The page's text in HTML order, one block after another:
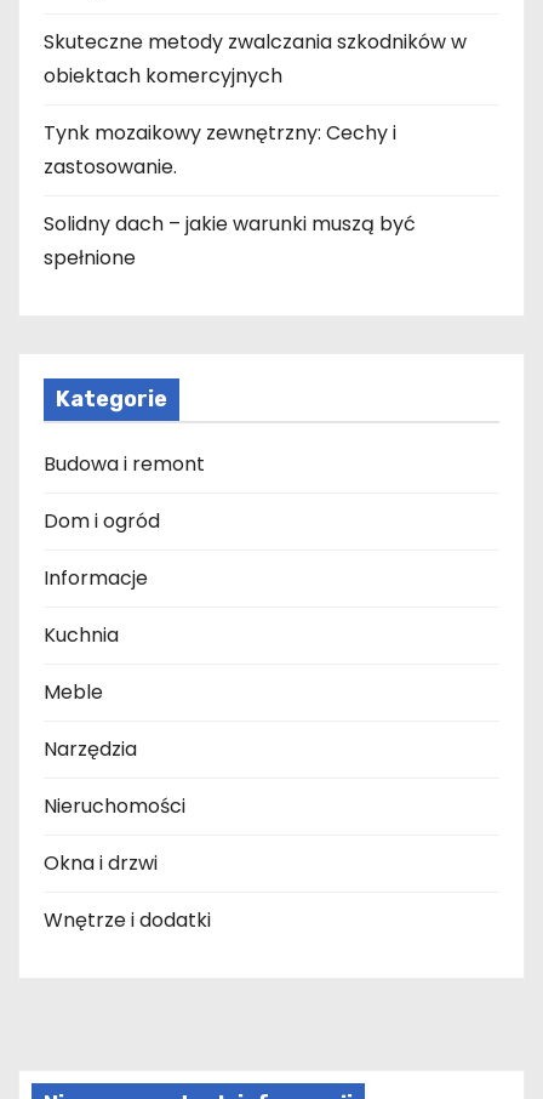
Skuteczne metody zwalczania szkodników w
obiektach komercyjnych
Tynk mozaikowy zewnętrzny: Cechy i
zastosowanie.
Solidny dach – jakie warunki muszą być
spełnione
Kategorie
Budowa i remont
Dom i ogród
Informacje
Kuchnia
Meble
Narzędzia
Nieruchomości
Okna i drzwi
Wnętrze i dodatki